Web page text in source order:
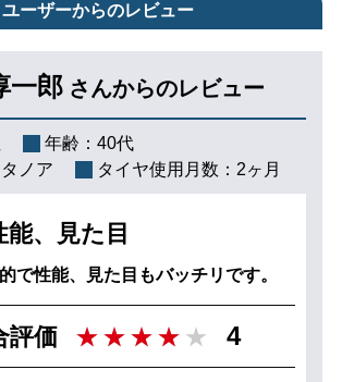
ユーザーからのレビュー
一郎 さんからのレビュー
年齢： 40代
タノア タイヤ使用月数： 2ヶ月
、見た目
で性能、見た目もバッチリです。
評価 4